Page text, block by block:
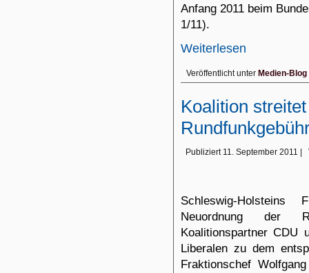
Anfang 2011 beim
1/11).
Weiterlesen
Veröffentlicht unter Medien-Blog
Koalition
Publiziert 11. September 2011
Schleswig-Holsteins
Neuordnung der
Koalitionspartner CDU
Liberalen zu dem
Fraktionschef